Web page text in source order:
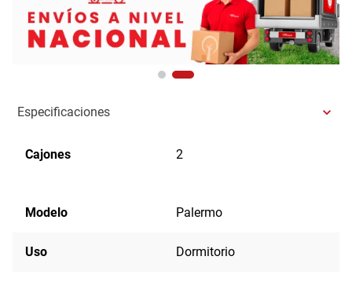
Especificaciones
Cajones 2
Modelo Palermo
Uso Dormitorio